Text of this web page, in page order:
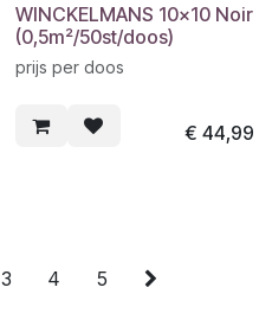
WINCKELMANS 10x10 Noir
(0,5m²/50st/doos)
prijs per doos
€ 44,99
3 4 5